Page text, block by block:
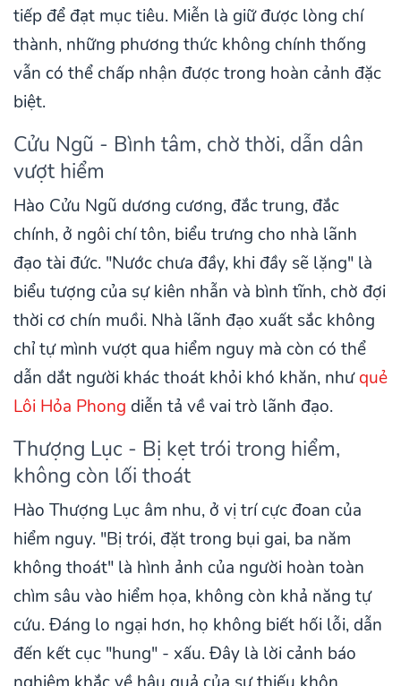
tiếp để đạt mục tiêu. Miễn là giữ được lòng chí
thành, những phương thức không chính thống
vẫn có thể chấp nhận được trong hoàn cảnh đặc
biệt.
Cửu Ngũ - Bình tâm, chờ thời, dẫn dân
vượt hiểm
Hào Cửu Ngũ dương cương, đắc trung, đắc
chính, ở ngôi chí tôn, biểu trưng cho nhà lãnh
đạo tài đức. "Nước chưa đầy, khi đầy sẽ lặng" là
biểu tượng của sự kiên nhẫn và bình tĩnh, chờ đợi
thời cơ chín muồi. Nhà lãnh đạo xuất sắc không
chỉ tự mình vượt qua hiểm nguy mà còn có thể
dẫn dắt người khác thoát khỏi khó khăn, nhưquẻ
Lôi Hỏa Phong diễn tả về vai trò lãnh đạo.
Thượng Lục - Bị kẹt trói trong hiểm,
không còn lối thoát
Hào Thượng Lục âm nhu, ở vị trí cực đoan của
hiểm nguy. "Bị trói, đặt trong bụi gai, ba năm
không thoát" là hình ảnh của người hoàn toàn
chìm sâu vào hiểm họa, không còn khả năng tự
cứu. Đáng lo ngại hơn, họ không biết hối lỗi, dẫn
đến kết cục "hung" - xấu. Đây là lời cảnh báo